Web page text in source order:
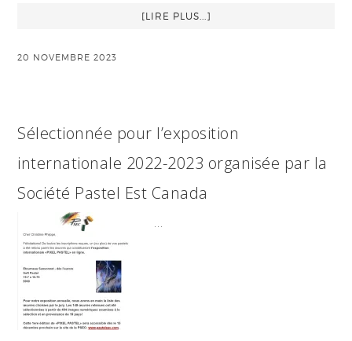
[LIRE PLUS...]
20 NOVEMBRE 2023
Sélectionnée pour l’exposition
internationale 2022-2023 organisée par la
Société Pastel Est Canada
…